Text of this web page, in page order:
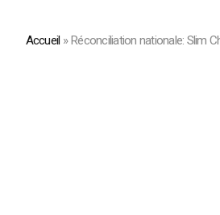
Accueil »Réconciliation nationale: Slim